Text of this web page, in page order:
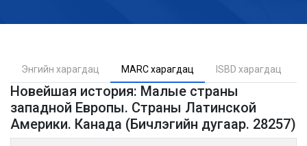
Энгийн харагдац MARC харагдац ISBD харагдац
Новейшая история: Малые страны
западной Европы. Страны Латинской
Америки. Канада (Бичлэгийн дугаар. 28257)